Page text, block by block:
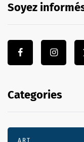
Soyez
Categories
ART